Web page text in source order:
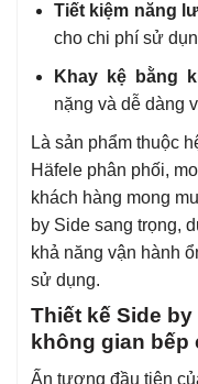
Tiết kiệm năng
cho chi phí sử
Khay kệ bằng
nặng và dễ dàng
Là sản phẩm thuộc
Häfele phân phối,
khách hàng mong
by Side sang trọng,
khả năng vận hành
sử dụng.
Thiết kế Side
không gian bếp
Ấn tượng đầu tiên